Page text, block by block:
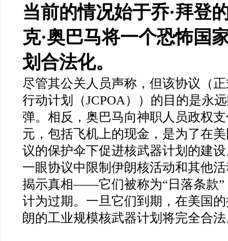
当前的情况始于乔·拜登
克·奥巴马将一个恐怖国
划合法化。
尽管其公关人员声称，但该协议（
行动计划（JCPOA ））的目的是永
弹。相反，奥巴马向神职人员政权
元，包括飞机上的现金，是为了在
议的保护伞下促进核武器计划的建
一眼协议中限制伊朗核活动和其他
揭示真相——它们被称为“ 日落条款”
计为过期。一旦它们到期，在美国
朗的工业规模核武器计划将完全合